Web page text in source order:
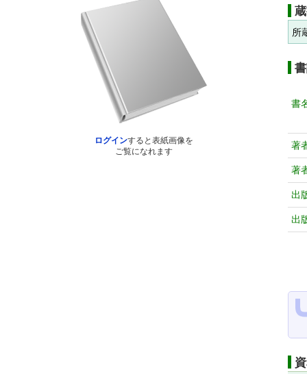
ログインすると表紙画像を
ご覧になれます
所
書
著
著
出
出